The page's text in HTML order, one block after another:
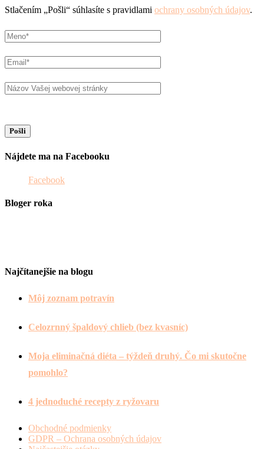
Stlačením „Pošli“ súhlasíte s pravidlami ochrany osobných údajov.
Nájdete ma na Facebooku
Facebook
Bloger roka
Najčítanejšie na blogu
Môj zoznam potravín
Celozrnný špaldový chlieb (bez kvasníc)
Moja eliminačná diéta – týždeň druhý. Čo mi skutočne
pomohlo?
4 jednoduché recepty z ryžovaru
Obchodné podmienky
GDPR – Ochrana osobných údajov